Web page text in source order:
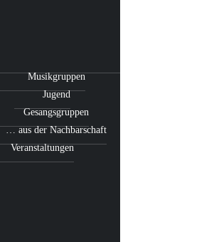
Musikgruppen
Jugend
Gesangsgruppen
… aus der Nachbarschaft
Veranstaltungen